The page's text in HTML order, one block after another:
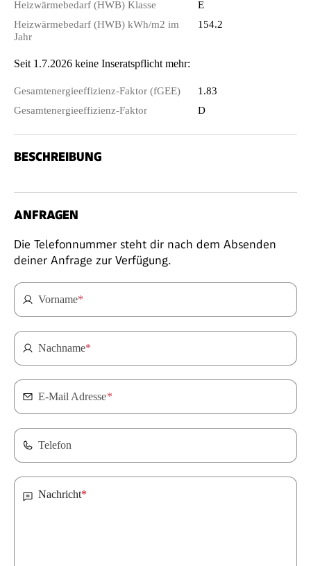
Heizwärmebedarf (HWB) Klasse
E
Heizwärmebedarf (HWB) kWh/m2 im
Jahr
154.2
Seit 1.7.2026 keine Inseratspflicht mehr:
Gesamtenergieeffizienz-Faktor (fGEE)
1.83
Gesamtenergieeffizienz-Faktor
D
BESCHREIBUNG
ANFRAGEN
Die Telefonnummer steht dir nach dem Absenden
deiner Anfrage zur Verfügung.
Vorname*
Nachname*
E-Mail Adresse*
Telefon
Nachricht*